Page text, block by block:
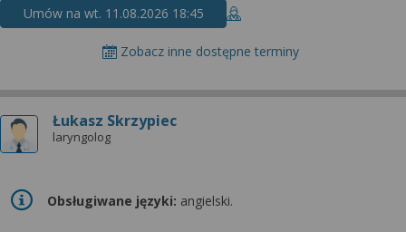
Umów na wt. 11.08.2026 18:45
Zobacz inne dostępne terminy
Łukasz Skrzypiec
laryngolog
Obsługiwane języki: angielski.